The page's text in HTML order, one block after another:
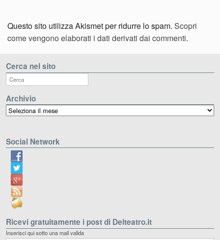
Questo sito utilizza Akismet per ridurre lo spam. Scopri
come vengono elaborati i dati derivati dai commenti.
Cerca nel sito
Archivio
Archivio
Social Network
Ricevi gratuitamente i post di Delteatro.it
Inserisci qui sotto una mail valida